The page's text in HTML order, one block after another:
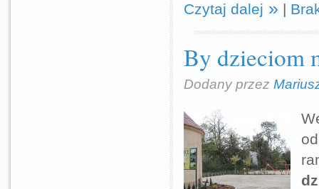
Czytaj dalej |
By dzieciom
Dodany przez